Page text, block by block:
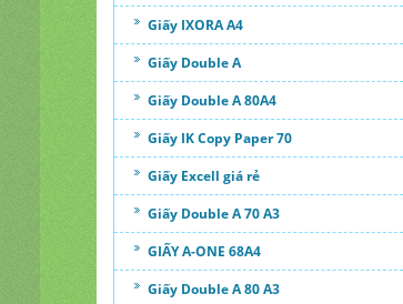
Giấy IXORA A4
Giấy Double A
Giấy Double A 80A4
Giấy IK Copy Paper 70
Giấy Excell giá rẻ
Giấy Double A 70 A3
GIẤY A-ONE 68A4
Giấy Double A 80 A3